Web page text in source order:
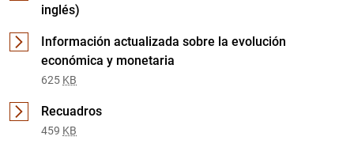
inglés)
Información actualizada sobre la evolución
económica y monetaria
625 KB
Recuadros
459 KB